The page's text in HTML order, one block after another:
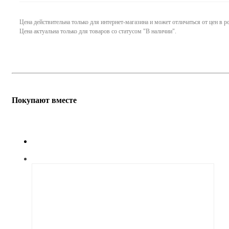
Цена действительна только для интернет-магазина и может отличаться от цен в
Цена актуальна только для товаров со статусом "В наличии".
Покупают вместе